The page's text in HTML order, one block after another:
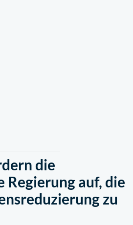
die
Regierung auf, die
zu